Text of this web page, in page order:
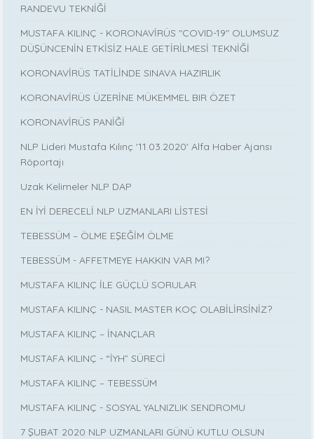
RANDEVU TEKNİĞİ
MUSTAFA KILINÇ - KORONAVİRÜS "COVID-19" OLUMSUZ
DÜŞÜNCENİN ETKİSİZ HALE GETİRİLMESİ TEKNİĞİ
KORONAVİRÜS TATİLİNDE SINAVA HAZIRLIK
KORONAVİRÜS ÜZERİNE MÜKEMMEL BIR ÖZET
KORONAVİRÜS PANİĞİ
NLP Lideri Mustafa Kılınç '11.03.2020' Alfa Haber Ajansı
Röportajı
Uzak Kelimeler NLP DAP
EN İYİ DERECELİ NLP UZMANLARI LİSTESİ
TEBESSÜM – ÖLME EŞEĞİM ÖLME
TEBESSÜM - AFFETMEYE HAKKIN VAR MI?
MUSTAFA KILINÇ İLE GÜÇLÜ SORULAR
MUSTAFA KILINÇ - NASIL MASTER KOÇ OLABİLİRSİNİZ?
MUSTAFA KILINÇ – İNANÇLAR
MUSTAFA KILINÇ - “İYH” SÜRECİ
MUSTAFA KILINÇ – TEBESSÜM
MUSTAFA KILINÇ - SOSYAL YALNIZLIK SENDROMU
7 ŞUBAT 2020 NLP UZMANLARI GÜNÜ KUTLU OLSUN